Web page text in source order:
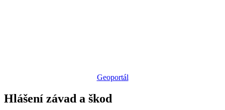
Geoportál
Hlášení závad a škod